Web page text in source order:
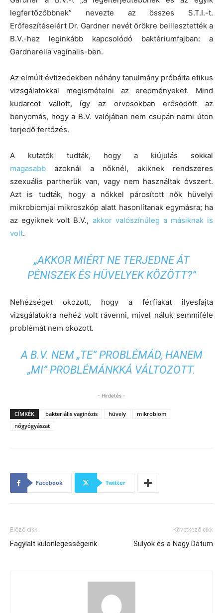
legfertőzőbbnek” nevezte az összes S.T.I.-t.
Erőfeszítéseiért Dr. Gardner nevét örökre beillesztették a
B.V.-hez leginkább kapcsolódó baktériumfajban: a
Gardnerella vaginalis-ben.
Az elmúlt évtizedekben néhány tanulmány próbálta etikus
vizsgálatokkal megismételni az eredményeket. Mind
kudarcot vallott, így az orvosokban erősödött az
benyomás, hogy a B.V. valójában nem csupán nemi úton
terjedő fertőzés.
A kutatók tudták, hogy a kiújulás sokkal
magasabb azoknál a nőknél, akiknek rendszeres
szexuális partnerük van, vagy nem használtak óvszert.
Azt is tudták, hogy a nőkkel párosított nők hüvelyi
mikrobiomjai mikroszkóp alatt hasonlítanak egymásra; ha
az egyiknek volt B.V., akkor valószínűleg a másiknak is
volt.
„AKKOR MIÉRT NE TERJEDNE ÁT
PÉNISZEK ÉS HÜVELYEK KÖZÖTT?”
Nehézséget okozott, hogy a férfiakat ilyesfajta
vizsgálatokra nehéz volt rávenni, mivel náluk semmiféle
problémát nem okozott.
A B.V. NEM „TE” PROBLÉMÁD, HANEM
„MI” PROBLÉMÁNKKÁ VÁLTOZOTT.
- Hirdetés -
CÍMKÉK bakteriális vaginózis hüvely
mikrobiom
nőgyógyászat
Facebook Twitter
Előző cikk
Fagylalt különlegességeink
Következő cikk
Sulyok és a Nagy Dátum